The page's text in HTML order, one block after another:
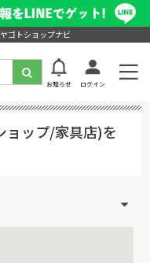
ゴトショップナビ
お知らせ ログイン
ョップ/家具店)を